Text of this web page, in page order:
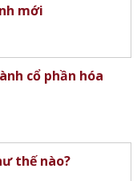
mới
cổ phần hóa
thế nào?